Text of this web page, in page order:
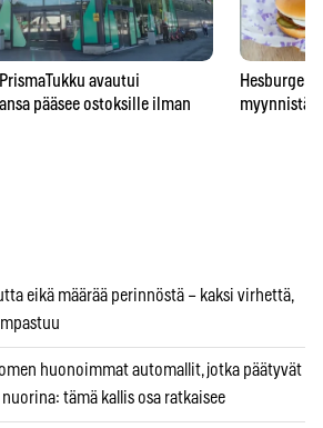
avautui
pääsee ostoksille ilman
myynnistä
eikä määrää perinnöstä – kaksi virhettä,
huonoimmat automallit, jotka päätyvät
tämä kallis osa ratkaisee